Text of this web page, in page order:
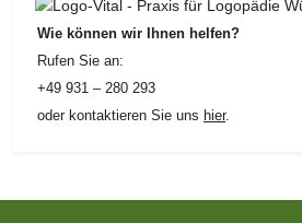
Wie können wir Ihnen helfen?
Rufen Sie an:
+49 931 – 280 293
oder kontaktieren Sie uns hier.